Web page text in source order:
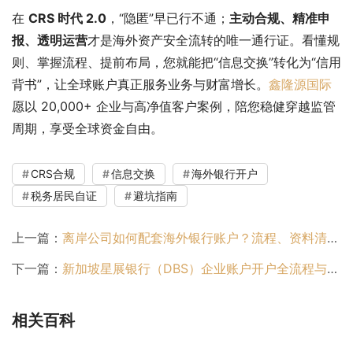
在 CRS 时代 2.0 ，“隐匿”早已行不通； 主动合规、精准申
报、透明运营才是海外资产安全流转的唯一通行证。看懂规
则、掌握流程、提前布局，您就能把“信息交换”转化为“信用
背书”，让全球账户真正服务业务与财富增长。 鑫隆源国际
愿以 20,000+ 企业与高净值客户案例，陪您稳健穿越监管
周期，享受全球资金自由。
CRS合规 信息交换
海外银行开户
税务居民自证
避坑指南
上一篇： 离岸公司如何配套海外银行账户？流程、资料清单与合规要诀
下一篇： 新加坡星展银行（DBS）企业账户开户全流程与资料清单
相关百科